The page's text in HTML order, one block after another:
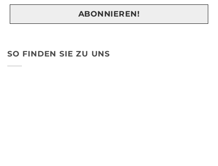
SO FINDEN SIE ZU UNS